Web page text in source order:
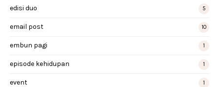
edisi duo 5
email post 10
embun pagi 1
episode kehidupan 1
event 1